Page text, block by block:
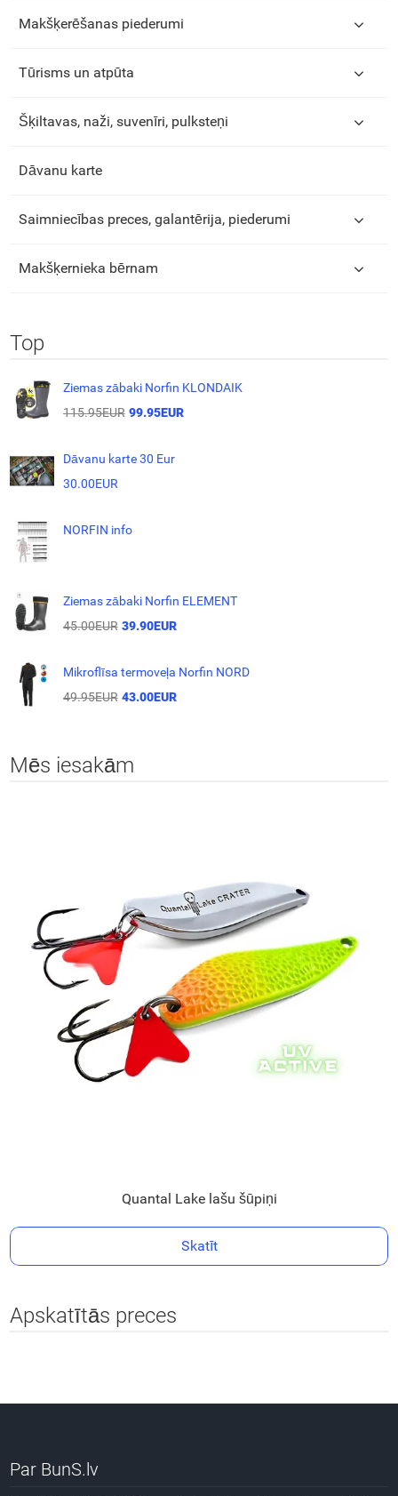
Makšķerēšanas piederumi
Tūrisms un atpūta
Šķiltavas, naži, suvenīri, pulksteņi
Dāvanu karte
Saimniecības preces, galantērija, piederumi
Makšķernieka bērnam
Top
Ziemas zābaki Norfin KLONDAIK
115.95EUR 99.95EUR
Dāvanu karte 30 Eur
30.00EUR
NORFIN info
Ziemas zābaki Norfin ELEMENT
45.00EUR 39.90EUR
Mikroflīsa termoveļa Norfin NORD
49.95EUR 43.00EUR
Mēs iesakām
Quantal Lake lašu šūpiņi
Skatīt
Apskatītās preces
Par BunS.lv